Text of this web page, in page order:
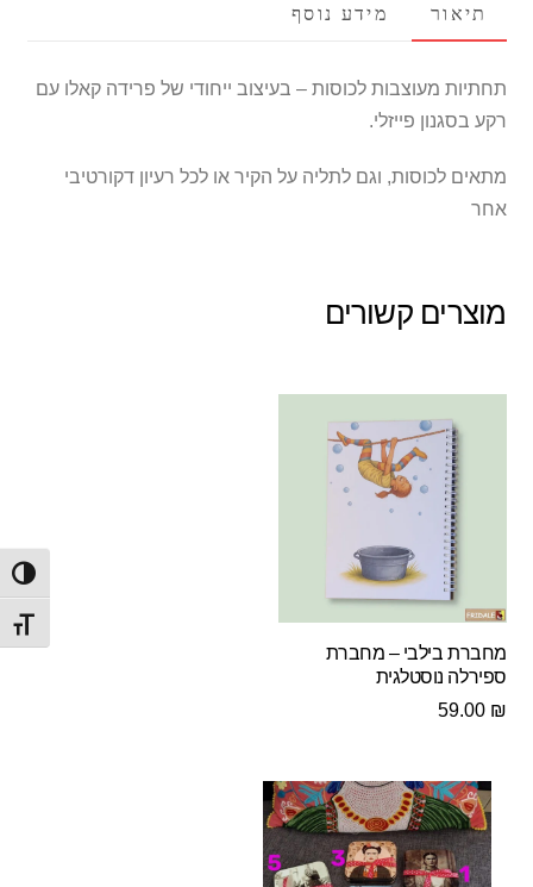
מתג
תיאור מידע נוסף
תחתיות מעוצבות לכוסות – בעיצוב ייחודי של פרידה קאלו עם
רקע בסגנון פייזלי.
מתאים לכוסות, וגם לתליה על הקיר או לכל רעיון דקורטיבי
אחר
מוצרים קשורים
מחברת בילבי – מחברת
ספירלה נוסטלגית
59.00 ₪